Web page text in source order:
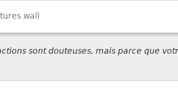
wall
sont douteuses, mais parce que